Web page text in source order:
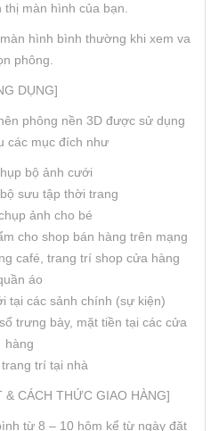
thị màn hình của bạn.
hình bình thường khi xem va
phông.
DỤNG]
phông nền 3D được sử dụng
các mục đích như
bộ ảnh cưới
sưu tập thời trang
ảnh cho bé
cho shop bán hàng trên mạng
café, trang trí shop cửa hàng
áo
tại các sảnh chính (sự kiện)
trưng bày, mặt tiền tại các cửa
hàng
trí tại nhà
& CÁCH THỨC GIAO HÀNG]
từ 8 – 10 hôm kể từ ngày đặt